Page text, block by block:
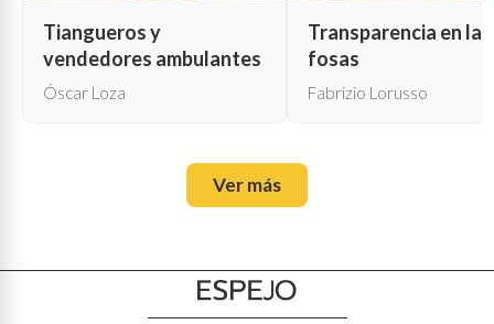
Tiangueros y
vendedores ambulantes
Óscar Loza
Transparencia en las
fosas
Fabrizio Lorusso
Ver más